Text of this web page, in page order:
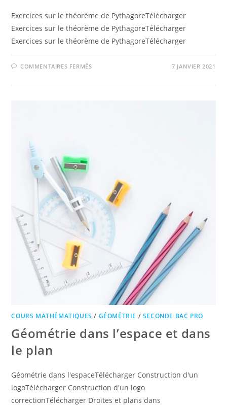
Exercices sur le théorème de PythagoreTélécharger
Exercices sur le théorème de PythagoreTélécharger
Exercices sur le théorème de PythagoreTélécharger
COMMENTAIRES FERMÉSSUR
DE
7 JANVIER 2021
COURS MATHÉMATIQUES / GÉOMÉTRIE / SECONDE BAC PRO
Géométrie dans l’espace et dans
le plan
Géométrie dans l'espaceTélécharger Construction d'un
logoTélécharger Construction d'un logo
correctionTélécharger Droites et plans dans